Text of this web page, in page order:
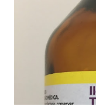
quem prefere
duas vezes ao dia.
sapato fechado e
um agente